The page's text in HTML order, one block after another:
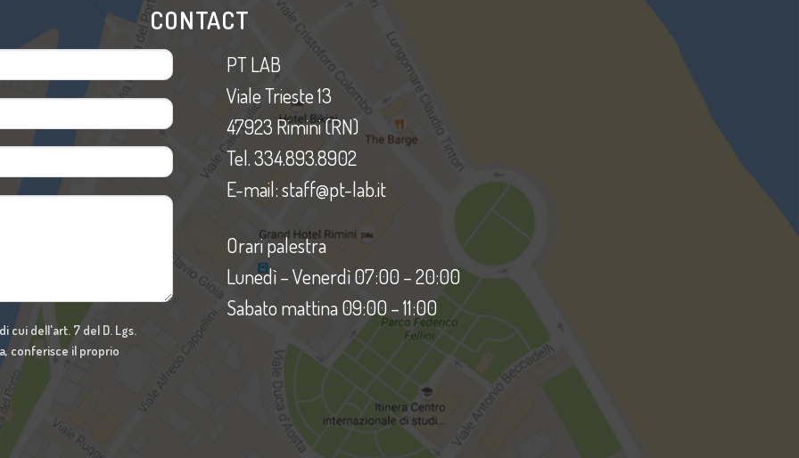
CONTACT
cui dell'art. 7 del D. Lgs.
conferisce il proprio
PT LAB
Viale Trieste 13
47923 Rimini (RN)
Tel. 334.893.8902
E-mail: staff@pt-lab.it
Orari palestra
Lunedì – Venerdì 07:00 – 20:00
Sabato mattina 09:00 – 11:00